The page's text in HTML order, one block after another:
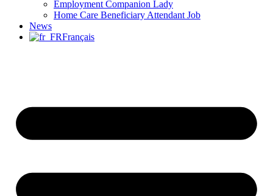
Employment Companion Lady
Home Care Beneficiary Attendant Job
News
Français